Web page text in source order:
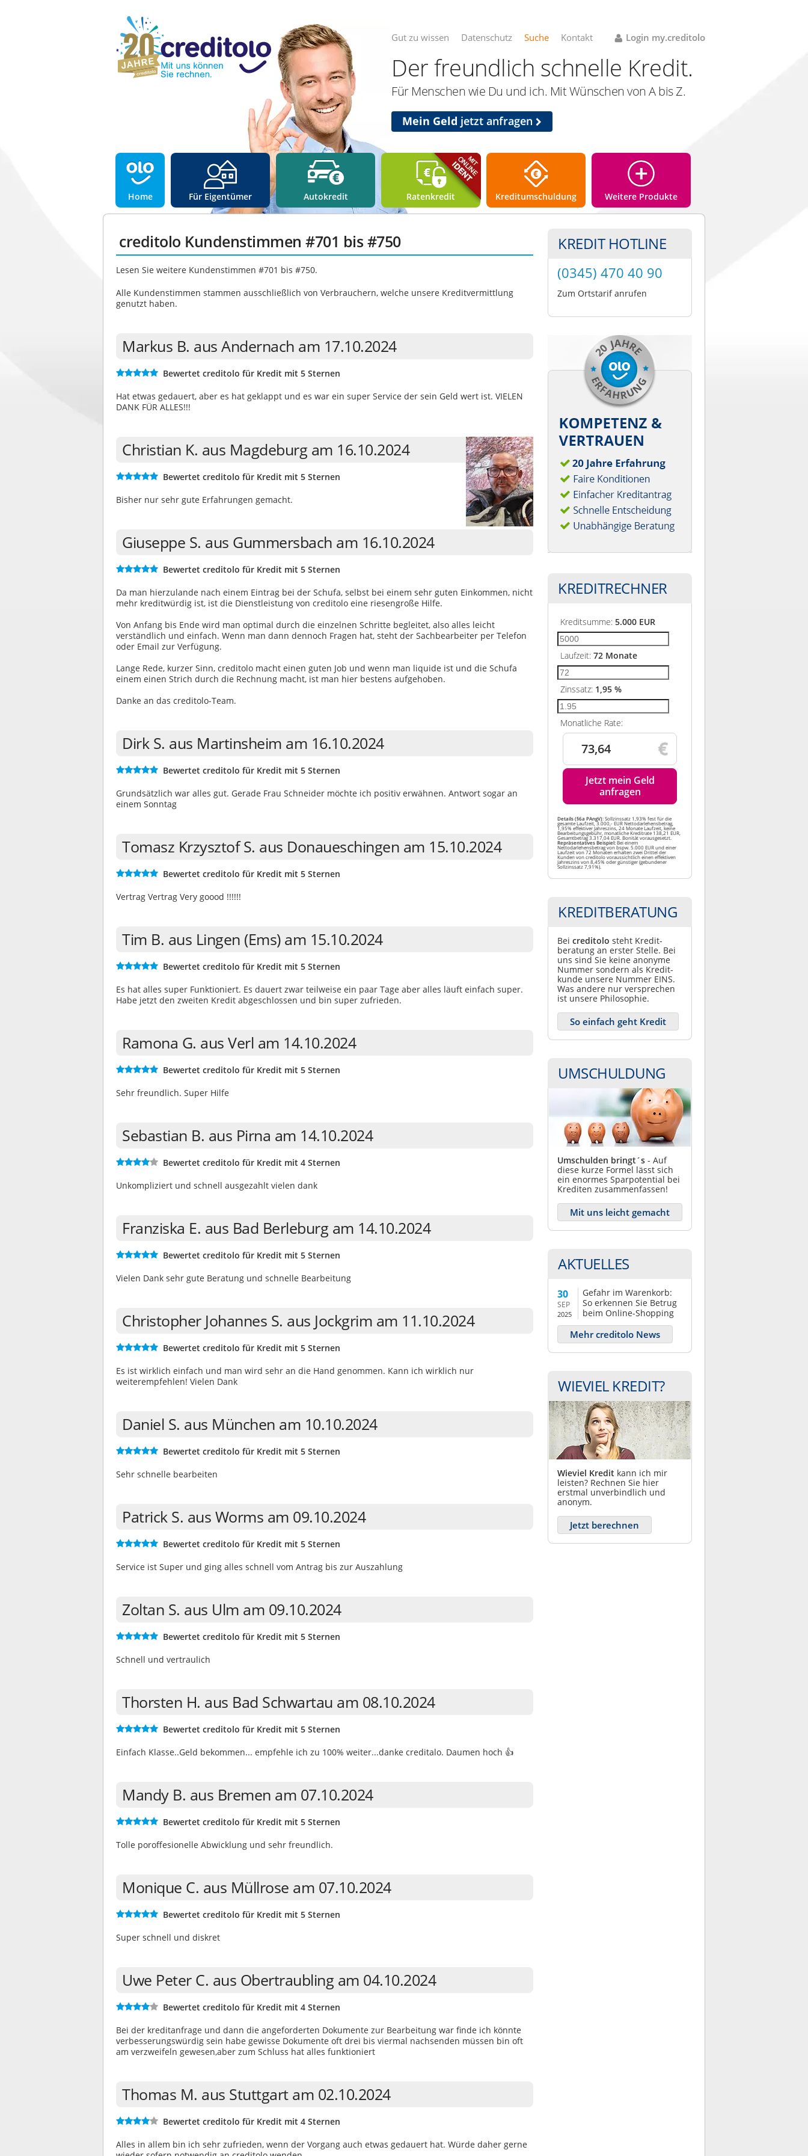
Gut zu wissen Datenschutz Suche Kontakt Login my.creditolo
Der freundlich schnelle Kredit.
Für Menschen wie Du und ich. Mit Wünschen von A bis Z.
Mein Geld jetzt anfragen
Home Für Eigentümer Autokredit Ratenkredit Kreditumschuldung Weitere Produkte
creditolo Kundenstimmen #701 bis #750
Lesen Sie weitere Kundenstimmen #701 bis #750.
Alle Kundenstimmen stammen ausschließlich von Verbrauchern, welche unsere Kreditvermittlung
genutzt haben.
Markus B. aus Andernach am 17.10.2024
Bewertet creditolo für Kredit mit 5 Sternen
Hat etwas gedauert, aber es hat geklappt und es war ein super Service der sein Geld wert ist. VIELEN
DANK FÜR ALLES!!!
Christian K. aus Magdeburg am 16.10.2024
Bewertet creditolo für Kredit mit 5 Sternen
Bisher nur sehr gute Erfahrungen gemacht.
Giuseppe S. aus Gummersbach am 16.10.2024
Bewertet creditolo für Kredit mit 5 Sternen
Da man hierzulande nach einem Eintrag bei der Schufa, selbst bei einem sehr guten Einkommen, nicht
mehr kreditwürdig ist, ist die Dienstleistung von creditolo eine riesengroße Hilfe.
Von Anfang bis Ende wird man optimal durch die einzelnen Schritte begleitet, also alles leicht
verständlich und einfach. Wenn man dann dennoch Fragen hat, steht der Sachbearbeiter per Telefon
oder Email zur Verfügung.
Lange Rede, kurzer Sinn, creditolo macht einen guten Job und wenn man liquide ist und die Schufa
einem einen Strich durch die Rechnung macht, ist man hier bestens aufgehoben.
Danke an das creditolo-Team.
Dirk S. aus Martinsheim am 16.10.2024
Bewertet creditolo für Kredit mit 5 Sternen
Grundsätzlich war alles gut. Gerade Frau Schneider möchte ich positiv erwähnen. Antwort sogar an
einem Sonntag
Tomasz Krzysztof S. aus Donaueschingen am 15.10.2024
Bewertet creditolo für Kredit mit 5 Sternen
Vertrag Vertrag Very goood !!!!!!
Tim B. aus Lingen (Ems) am 15.10.2024
Bewertet creditolo für Kredit mit 5 Sternen
Es hat alles super Funktioniert. Es dauert zwar teilweise ein paar Tage aber alles läuft einfach super.
Habe jetzt den zweiten Kredit abgeschlossen und bin super zufrieden.
Ramona G. aus Verl am 14.10.2024
Bewertet creditolo für Kredit mit 5 Sternen
Sehr freundlich. Super Hilfe
Sebastian B. aus Pirna am 14.10.2024
Bewertet creditolo für Kredit mit 4 Sternen
Unkompliziert und schnell ausgezahlt vielen dank
Franziska E. aus Bad Berleburg am 14.10.2024
Bewertet creditolo für Kredit mit 5 Sternen
Vielen Dank sehr gute Beratung und schnelle Bearbeitung
Christopher Johannes S. aus Jockgrim am 11.10.2024
Bewertet creditolo für Kredit mit 5 Sternen
Es ist wirklich einfach und man wird sehr an die Hand genommen. Kann ich wirklich nur
weiterempfehlen! Vielen Dank
Daniel S. aus München am 10.10.2024
Bewertet creditolo für Kredit mit 5 Sternen
Sehr schnelle bearbeiten
Patrick S. aus Worms am 09.10.2024
Bewertet creditolo für Kredit mit 5 Sternen
Service ist Super und ging alles schnell vom Antrag bis zur Auszahlung
Zoltan S. aus Ulm am 09.10.2024
Bewertet creditolo für Kredit mit 5 Sternen
Schnell und vertraulich
Thorsten H. aus Bad Schwartau am 08.10.2024
Bewertet creditolo für Kredit mit 5 Sternen
Einfach Klasse..Geld bekommen... empfehle ich zu 100% weiter...danke creditalo. Daumen hoch 👍
Mandy B. aus Bremen am 07.10.2024
Bewertet creditolo für Kredit mit 5 Sternen
Tolle poroffesionelle Abwicklung und sehr freundlich.
Monique C. aus Müllrose am 07.10.2024
Bewertet creditolo für Kredit mit 5 Sternen
Super schnell und diskret
Uwe Peter C. aus Obertraubling am 04.10.2024
Bewertet creditolo für Kredit mit 4 Sternen
Bei der kreditanfrage und dann die angeforderten Dokumente zur Bearbeitung war finde ich könnte
verbesserungswürdig sein habe gewisse Dokumente oft drei bis viermal nachsenden müssen bin oft
am verzweifeln gewesen,aber zum Schluss hat alles funktioniert
Thomas M. aus Stuttgart am 02.10.2024
Bewertet creditolo für Kredit mit 4 Sternen
Alles in allem bin ich sehr zufrieden, wenn der Vorgang auch etwas gedauert hat. Würde daher gerne
KREDIT HOTLINE
(0345) 470 40 90
Zum Ortstarif anrufen
KREDITRECHNER
Kreditsumme: 5.000 EUR
Laufzeit: 72 Monate
Zinssatz: 1,95 %
Monatliche Rate:
73,64
Jetzt mein Geld
anfragen
Details (§6a PAngV): Sollzinssatz 1,93% fest für die
gesamte Laufzeit, 3.000,- EUR Nettodarlehensbetrag,
1,95% effektiver Jahreszins, 24 Monate Laufzeit, keine
Bearbeitungsgebühr, monatliche Kreditrate 138,21 EUR,
Gesamtbetrag 3.317,04 EUR. Bonität vorausgesetzt.
Repräsentatives Beispiel:Bei einem
Nettodarlehensbetrag von bspw. 5.000 EUR und einer
Laufzeit von 72 Monaten erhalten zwei Drittel der
Kunden von creditolo voraussichtlich einen effektiven
Jahreszins von 8,45% oder günstiger (gebundener
Sollzinssatz 7,91%).
KREDITBERATUNG
Bei creditolo steht Kredit­
beratung an erster Stelle. Bei
uns sind Sie keine anonyme
Nummer sondern als Kredit­
kunde unsere Nummer EINS.
Was andere nur ver­sprechen
ist unsere Philosophie.
So einfach geht Kredit
UMSCHULDUNG
Umschulden bringt´s - Auf
diese kurze Formel lässt sich
ein enormes Sparpotential bei
Krediten zusammenfassen!
Mit uns leicht gemacht
AKTUELLES
30
SEP
2025
Gefahr im Warenkorb:
So erkennen Sie Betrug
beim Online-Shopping
Mehr creditolo News
WIEVIEL KREDIT?
Wieviel Kredit kann ich mir
leisten? Rechnen Sie hier
erstmal unverbindlich und
anonym.
Jetzt berechnen